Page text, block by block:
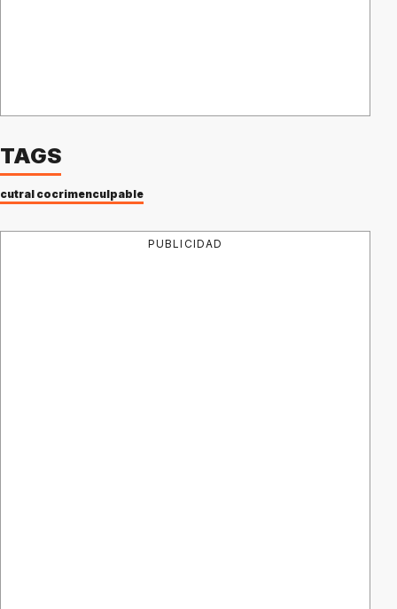
TAGS
cutral cocrimenculpable
PUBLICIDAD